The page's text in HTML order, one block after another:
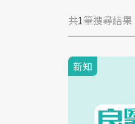
共1筆搜尋結果
新知